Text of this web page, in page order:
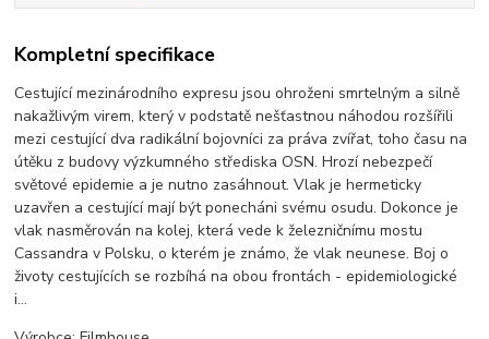
Kompletní specifikace
Cestující mezinárodního expresu jsou ohroženi smrtelným a silně
nakažlivým virem, který v podstatě nešťastnou náhodou rozšířili
mezi cestující dva radikální bojovníci za práva zvířat, toho času na
útěku z budovy výzkumného střediska OSN. Hrozí nebezpečí
světové epidemie a je nutno zasáhnout. Vlak je hermeticky
uzavřen a cestující mají být ponecháni svému osudu. Dokonce je
vlak nasměrován na kolej, která vede k železničnímu mostu
Cassandra v Polsku, o kterém je známo, že vlak neunese. Boj o
životy cestujících se rozbíhá na obou frontách - epidemiologické
i…